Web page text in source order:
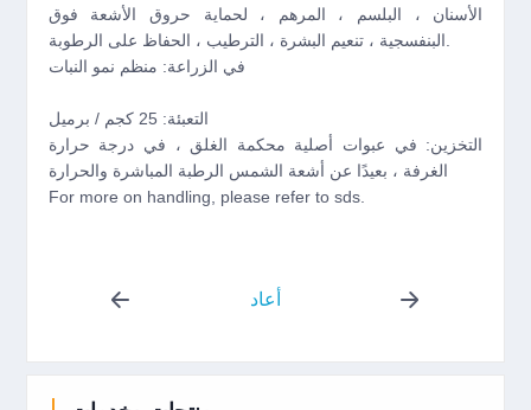
الأسنان ، البلسم ، المرهم ، لحماية حروق الأشعة فوق
البنفسجية ، تنعيم البشرة ، الترطيب ، الحفاظ على الرطوبة.
في الزراعة: منظم نمو النبات
التعبئة: 25 كجم / برميل
التخزين: في عبوات أصلية محكمة الغلق ، في درجة حرارة
الغرفة ، بعيدًا عن أشعة الشمس الرطبة المباشرة والحرارة
For more on handling, please refer to sds.
أعاد